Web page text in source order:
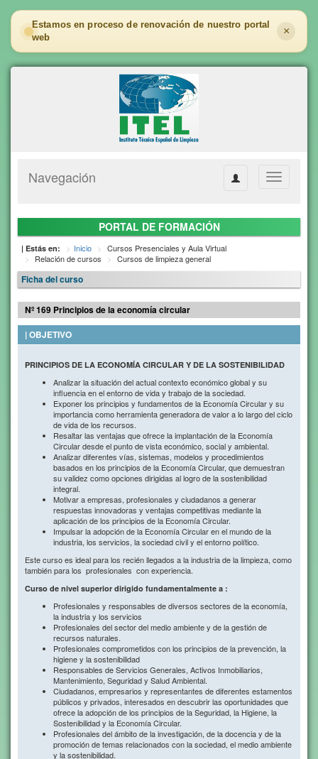
Estamos en proceso de renovación de nuestro portal
web
×
Toggle
Navegación
PORTAL DE FORMACIÓN
| Estás en: Inicio
Cursos Presenciales y Aula Virtual
Relación de cursos
Cursos de limpieza general
Ficha del curso
Nº 169 Principios de la economía circular
| OBJETIVO
PRINCIPIOS DE LA ECONOMÍA CIRCULAR Y DE LA SOSTENIBILIDAD
Analizar la situación del actual contexto económico global y su
influencia en el entorno de vida y trabajo de la sociedad.
Exponer los principios y fundamentos de la Economía Circular y su
importancia como herramienta generadora de valor a lo largo del ciclo
de vida de los recursos.
Resaltar las ventajas que ofrece la implantación de la Economía
Circular desde el punto de vista económico, social y ambiental.
Analizar diferentes vías, sistemas, modelos y procedimientos
basados en los principios de la Economía Circular, que demuestran
su validez como opciones dirigidas al logro de la sostenibilidad
integral.
Motivar a empresas, profesionales y ciudadanos a generar
respuestas innovadoras y ventajas competitivas mediante la
aplicación de los principios de la Economía Circular.
Impulsar la adopción de la Economía Circular en el mundo de la
industria, los servicios, la sociedad civil y el entorno político.
Este curso es ideal para los recién llegados a la industria de la limpieza, como
también para los profesionales con experiencia.
Curso de nivel superior dirigido fundamentalmente a :
Profesionales y responsables de diversos sectores de la economía,
la industria y los servicios
Profesionales del sector del medio ambiente y de la gestión de
recursos naturales.
Profesionales comprometidos con los principios de la prevención, la
higiene y la sostenibilidad
Responsables de Servicios Generales, Activos Inmobiliarios,
Mantenimiento, Seguridad y Salud Ambiental.
Ciudadanos, empresarios y representantes de diferentes estamentos
públicos y privados, interesados en descubrir las oportunidades que
ofrece la adopción de los principios de la Seguridad, la Higiene, la
Sostenibilidad y la Economía Circular.
Profesionales del ámbito de la investigación, de la docencia y de la
promoción de temas relacionados con la sociedad, el medio ambiente
y la sostenibilidad.